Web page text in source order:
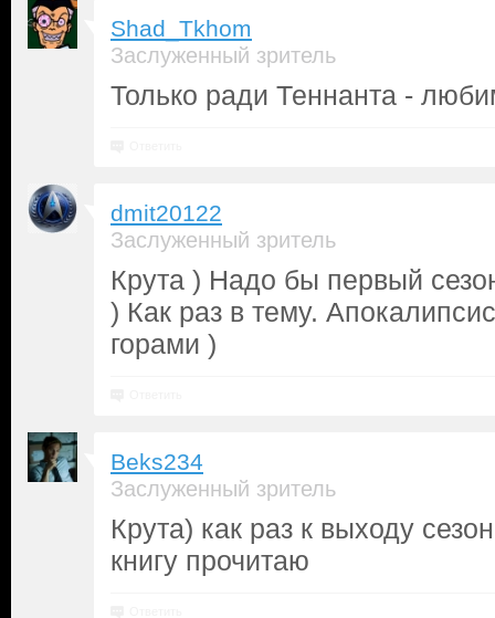
Shad_Tkhom
Заслуженный зритель
Только ради Теннанта -
dmit20122
Заслуженный зритель
Крута ) Надо бы первый
) Как раз в тему.
горами )
Beks234
Заслуженный зритель
Крута) как раз к выходу
книгу прочитаю